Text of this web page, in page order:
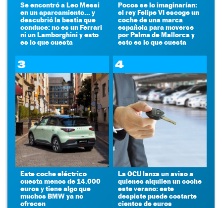
Se encontró a Leo Messi
en un aparcamiento... y
descubrió la bestia que
conduce: no es un Ferrari
ni un Lamborghini y esto
es lo que cuesta
Pocos se lo imaginarían:
el rey Felipe VI escoge un
coche de una marca
española para moverse
por Palma de Mallorca y
esto es lo que cuesta
3
Este coche eléctrico
cuesta menos de 14.000
euros y tiene algo que
muchos BMW ya no
ofrecen
4
La OCU lanza un aviso a
quienes alquilen un coche
este verano: este
despiste puede costarte
cientos de euros